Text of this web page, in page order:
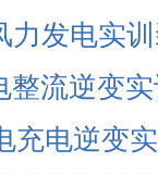
力发电实
整流逆变
充电逆变